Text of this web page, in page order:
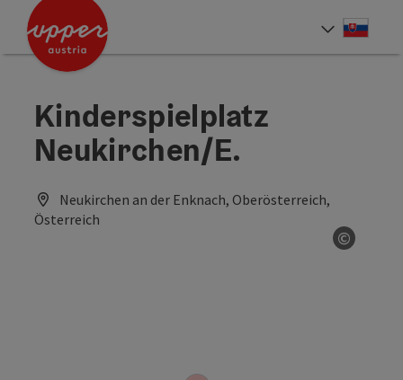
Accesskey
Accesskey
Kinderspielplatz
Neukirchen/E.
Neukirchen an der Enknach, Oberösterreich,
Österreich
©